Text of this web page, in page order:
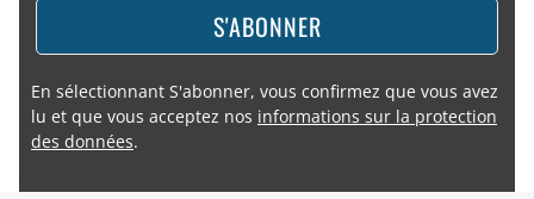
S'ABONNER
En sélectionnant S'abonner, vous confirmez que vous avez
lu et que vous acceptez nos informations sur la protection
des données.